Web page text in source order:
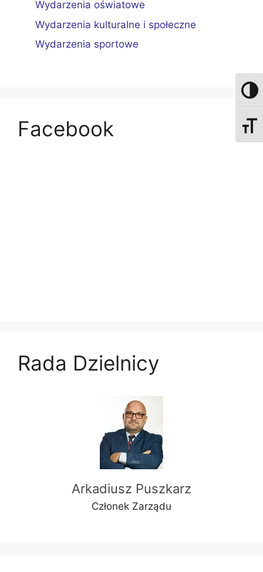
Wydarzenia oświatowe
Wydarzenia kulturalne i społeczne
Wydarzenia sportowe
Facebook
Rada Dzielnicy
Arkadiusz Puszkarz
Członek Zarządu